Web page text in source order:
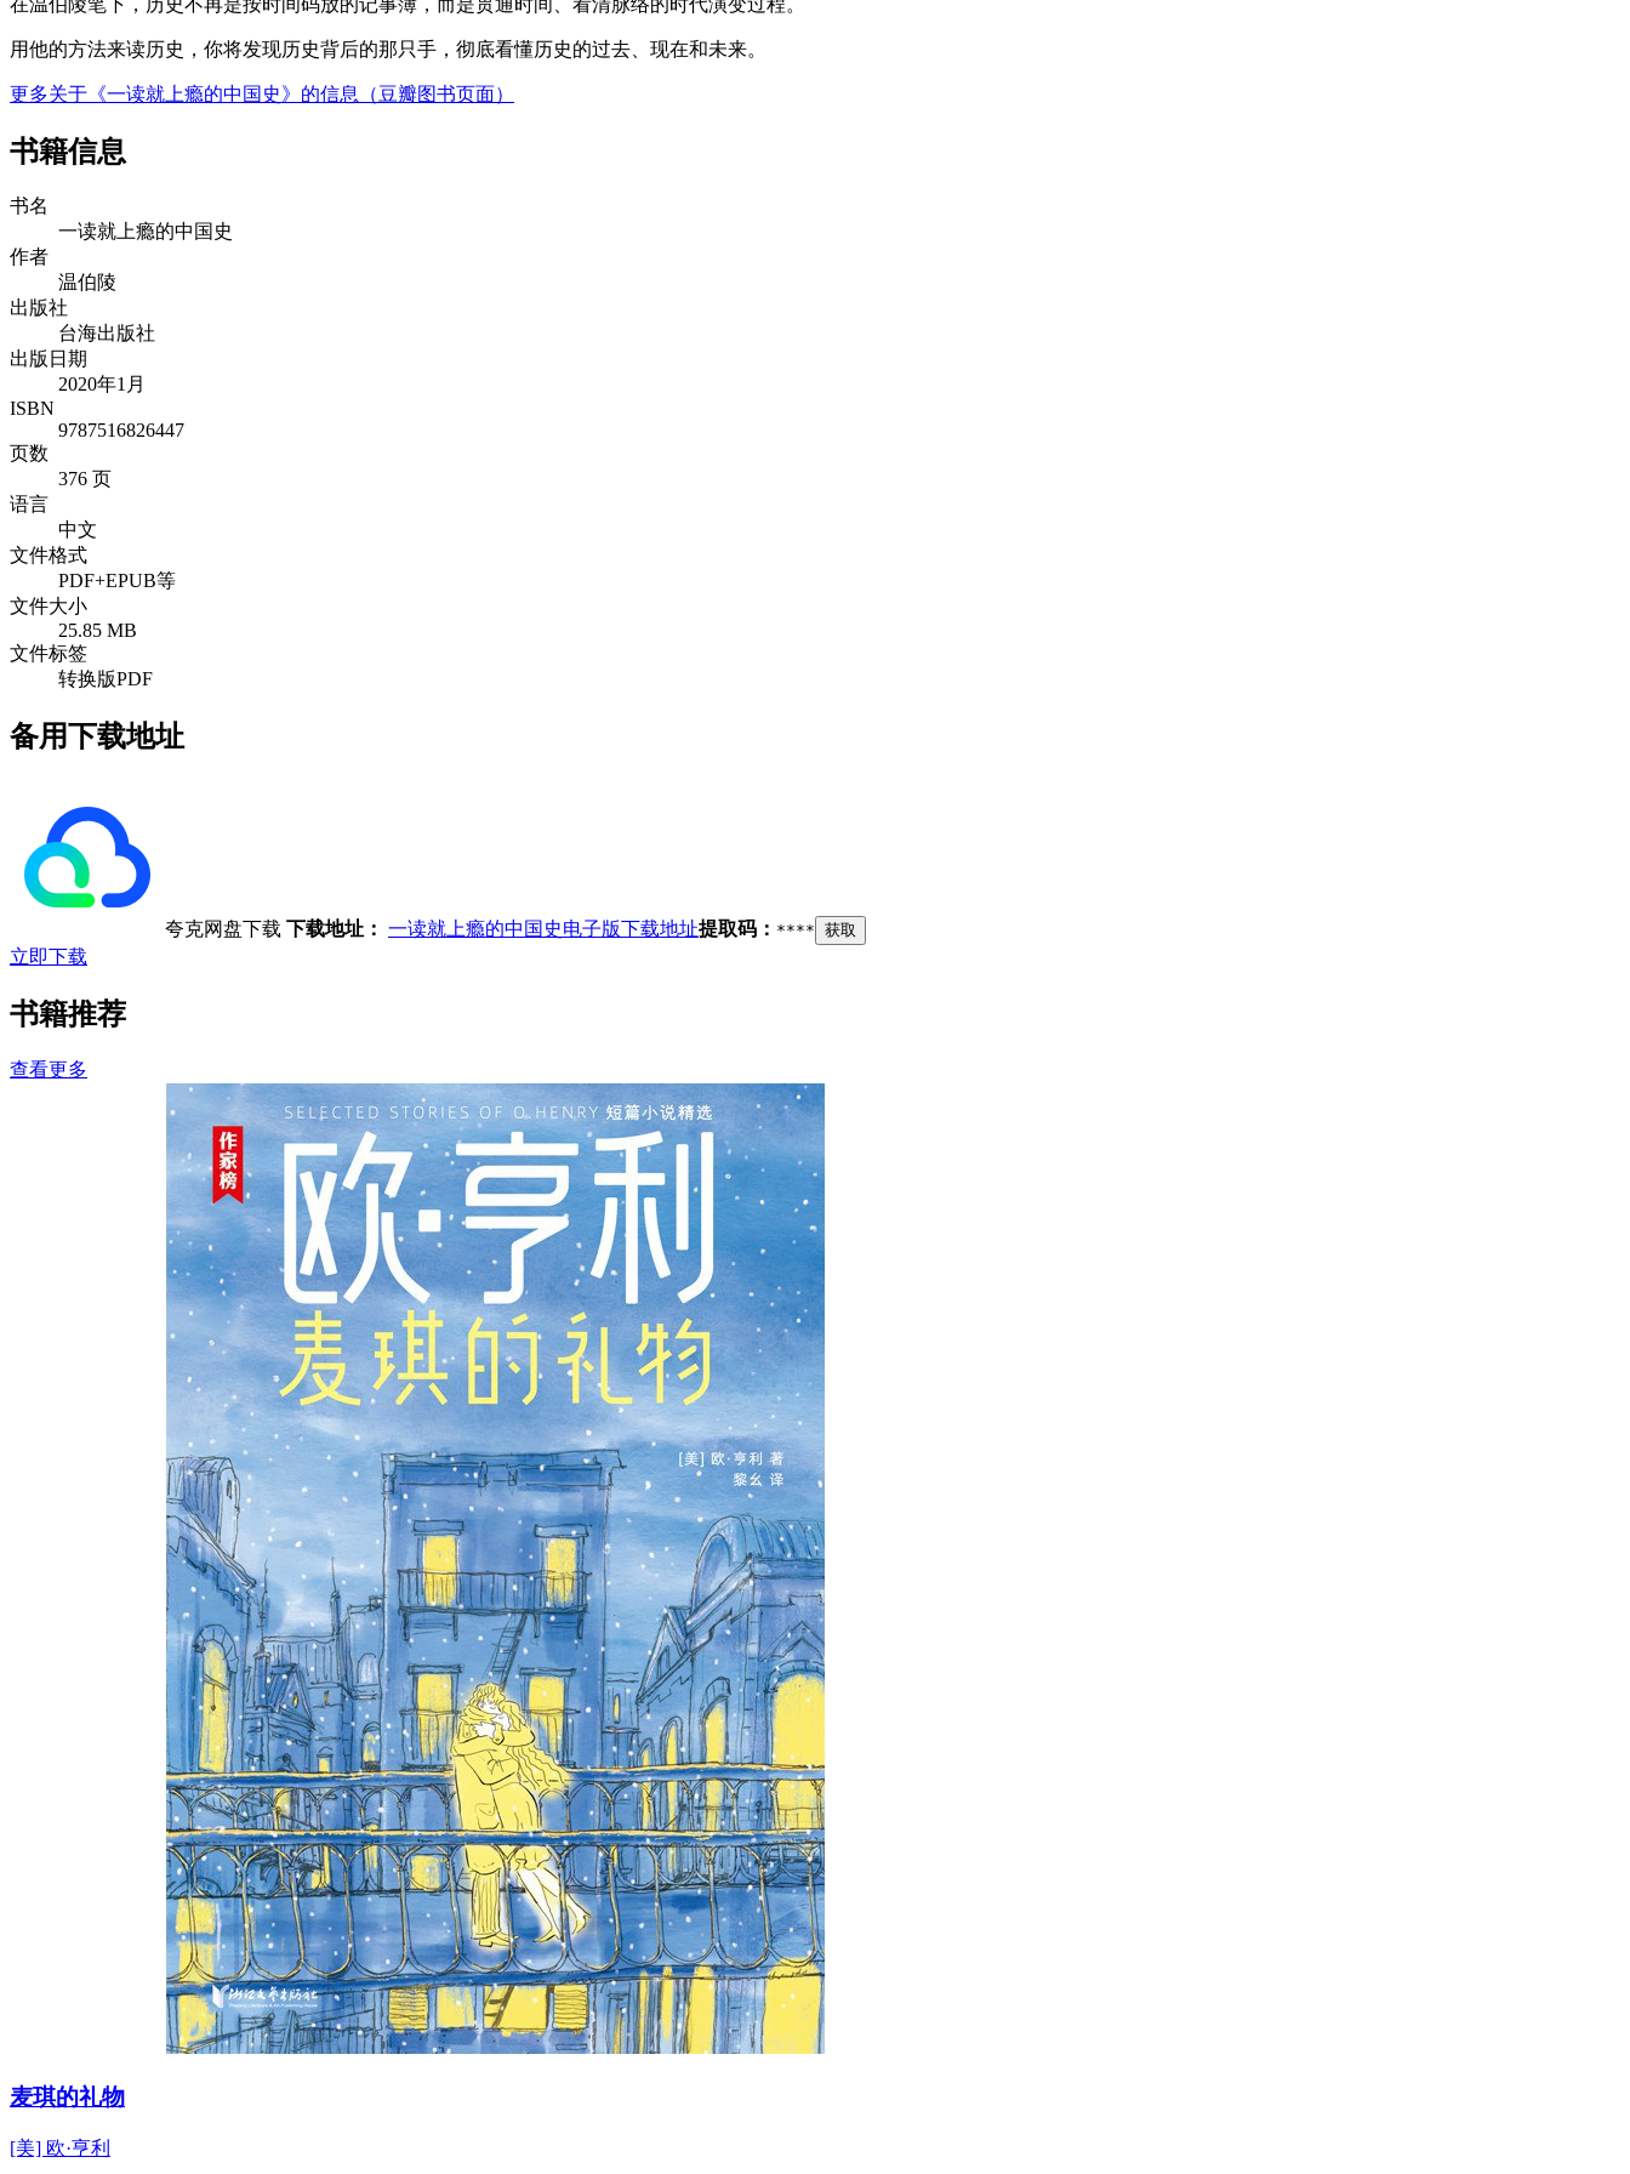
用他的方法来读历史，你将发现历史背后的那只手，彻底看懂历史的过去、现在和未来。
更多关于《一读就上瘾的中国史》的信息（豆瓣图书页面）
书籍信息
书名
一读就上瘾的中国史
作者
温伯陵
出版社
台海出版社
出版日期
2020年1月
ISBN
9787516826447
页数
376 页
语言
中文
文件格式
PDF+EPUB等
文件大小
25.85 MB
文件标签
转换版PDF
备用下载地址
夸克网盘下载 下载地址： 一读就上瘾的中国史电子版下载地址提取码： **** 获取
立即下载
书籍推荐
查看更多
麦琪的礼物
[美] 欧·亨利